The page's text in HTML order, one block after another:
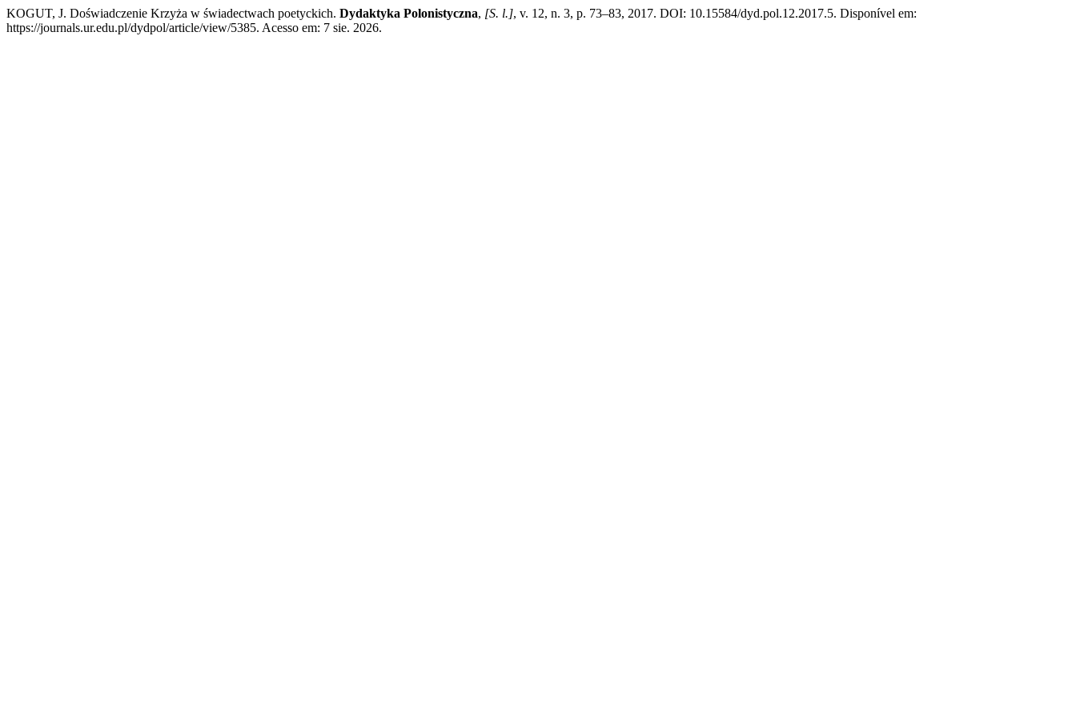
KOGUT, J. Doświadczenie Krzyża w świadectwach poetyckich. Dydaktyka Polonistyczna, [S. l.], v. 12, n. 3, p. 73–83, 2017. DOI: 10.15584/dyd.pol.12.2017.5. Disponível em:
https://journals.ur.edu.pl/dydpol/article/view/5385. Acesso em: 7 sie. 2026.